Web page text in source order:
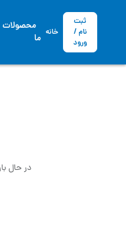
ثبت
نام /
ورود
خانه
محصولات
ما
در حال